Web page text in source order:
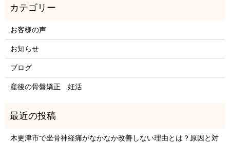
お客様の声
お知らせ
ブログ
産後の骨盤矯正 妊活
木更津市で坐骨神経痛がなかなか改善しない理由とは？原因と対